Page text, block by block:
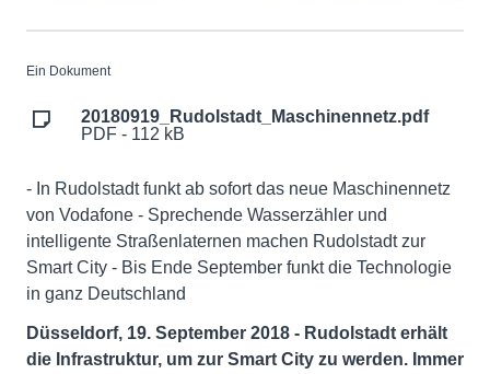
Ein Dokument
20180919_Rudolstadt_Maschinennetz.pdf
PDF - 112 kB
- In Rudolstadt funkt ab sofort das neue Maschinennetz
von Vodafone - Sprechende Wasserzähler und
intelligente Straßenlaternen machen Rudolstadt zur
Smart City - Bis Ende September funkt die Technologie
in ganz Deutschland
Düsseldorf, 19. September 2018 - Rudolstadt erhält
die Infrastruktur, um zur Smart City zu werden. Immer